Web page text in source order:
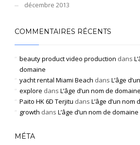
décembre 2013
COMMENTAIRES RÉCENTS
beauty product video production dans
domaine
yacht rental Miami Beach dans L’âge
explore dans L’âge d’un nom de domaine
Paito HK 6D Terjitu dans L’âge d’un nom
growth dans L’âge d’un nom de domaine
MÉTA